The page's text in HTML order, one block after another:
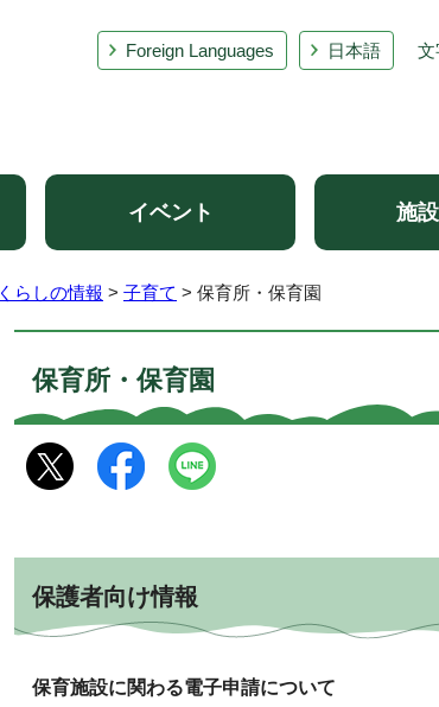
Foreign Languages 日本語 文
イベント 施
くらしの情報 > 子育て > 保育所・保育園
保育所・保育園
保護者向け情報
保育施設に関わる電子申請について